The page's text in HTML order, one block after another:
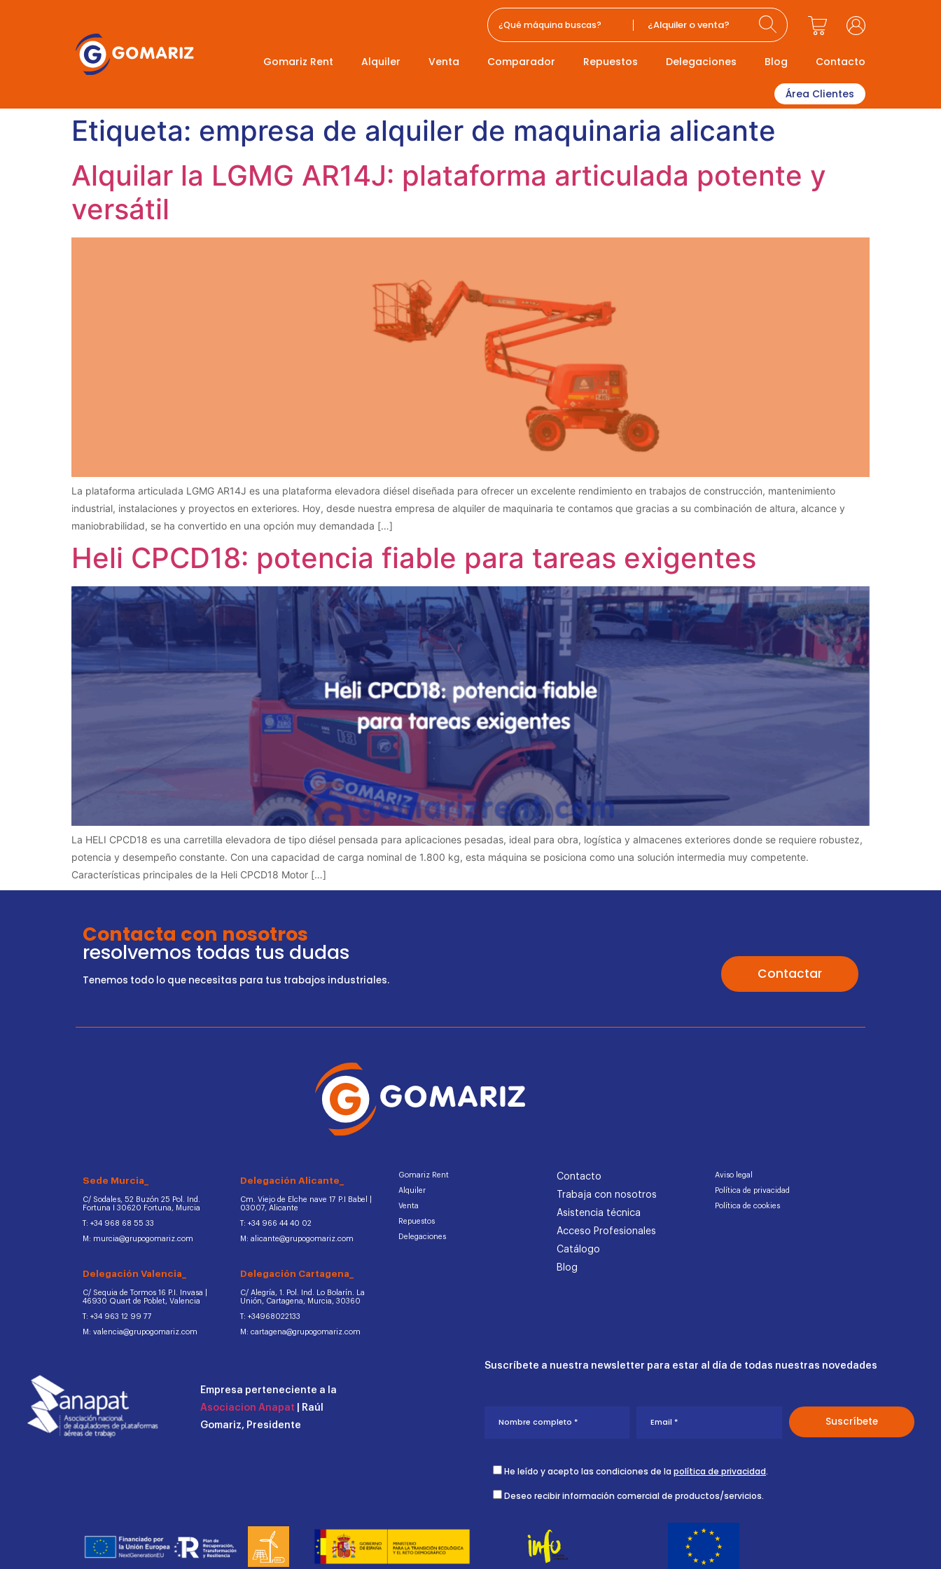
¿Alquiler o venta?
Gomariz Rent Alquiler Venta Comparador Repuestos Delegaciones Blog Contacto
Área Clientes
Etiqueta: empresa de alquiler de maquinaria alicante
Alquilar la LGMG AR14J: plataforma articulada potente y
versátil
La plataforma articulada LGMG AR14J es una plataforma elevadora diésel diseñada para ofrecer un excelente rendimiento en trabajos de construcción, mantenimiento
industrial, instalaciones y proyectos en exteriores. Hoy, desde nuestra empresa de alquiler de maquinaria te contamos que gracias a su combinación de altura, alcance y
maniobrabilidad, se ha convertido en una opción muy demandada […]
Heli CPCD18: potencia fiable para tareas exigentes
La HELI CPCD18 es una carretilla elevadora de tipo diésel pensada para aplicaciones pesadas, ideal para obra, logística y almacenes exteriores donde se requiere robustez,
potencia y desempeño constante. Con una capacidad de carga nominal de 1.800 kg, esta máquina se posiciona como una solución intermedia muy competente.
Características principales de la Heli CPCD18 Motor […]
Contacta con nosotros
resolvemos todas tus dudas
Tenemos todo lo que necesitas para tus trabajos industriales. Contactar
Sede Murcia_
C/ Sodales, 52 Buzón 25 Pol. Ind.
Fortuna I 30620 Fortuna, Murcia
T: +34 968 68 55 33
M: murcia@grupogomariz.com
Delegación Valencia_
C/ Sequia de Tormos 16 P.I. Invasa |
46930 Quart de Poblet, Valencia
T: +34 963 12 99 77
M: valencia@grupogomariz.com
Delegación Alicante_
Cm. Viejo de Elche nave 17 P.I Babel |
03007, Alicante
T: +34 966 44 40 02
M: alicante@grupogomariz.com
Delegación Cartagena_
C/ Alegría, 1. Pol. Ind. Lo Bolarín. La
Unión, Cartagena, Murcia, 30360
T: +34968022133
M: cartagena@grupogomariz.com
Gomariz Rent
Alquiler
Venta
Repuestos
Delegaciones
Contacto
Trabaja con nosotros
Asistencia técnica
Acceso Profesionales
Catálogo
Blog
Aviso legal
Política de privacidad
Política de cookies
Empresa perteneciente a la
Asociacion Anapat | Raúl
Gomariz, Presidente
Suscríbete a nuestra newsletter para estar al día de todas nuestras novedades
He leído y acepto las condiciones de la política de privacidad.
Deseo recibir información comercial de productos/servicios.